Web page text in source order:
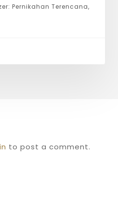
Pernikahan Terencana,
to post a comment.